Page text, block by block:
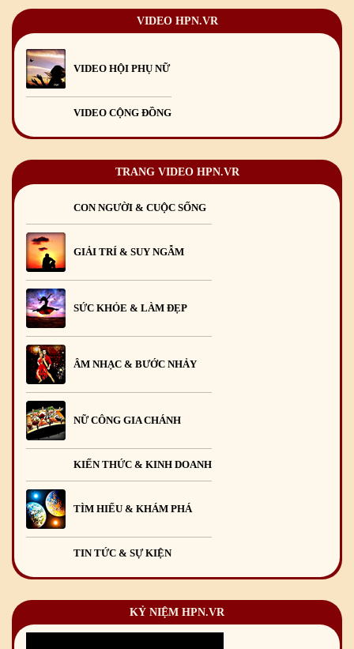
VIDEO HPN.VR
VIDEO HỘI PHỤ NỮ
VIDEO CỘNG ĐỒNG
TRANG VIDEO HPN.VR
CON NGƯỜI & CUỘC SỐNG
GIẢI TRÍ & SUY NGẪM
SỨC KHỎE & LÀM ĐẸP
ÂM NHẠC & BƯỚC NHẢY
NỮ CÔNG GIA CHÁNH
KIẾN THỨC & KINH DOANH
TÌM HIỂU & KHÁM PHÁ
TIN TỨC & SỰ KIỆN
KỶ NIỆM HPN.VR